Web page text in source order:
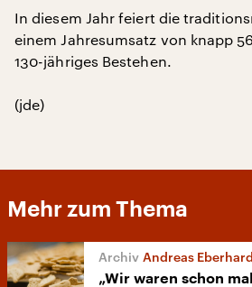
In diesem Jahr feiert die
einem Jahresumsatz von knapp
130-jähriges Bestehen.
(jde)
Mehr zum Thema
Andreas Eberhardt
„Wir waren schon